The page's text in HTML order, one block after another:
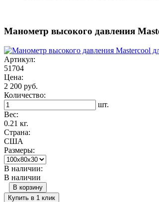
Манометр высокого давления
Артикул:
51704
Цена:
2 200 руб.
Количество:
шт.
Вес:
0.21 кг.
Страна:
США
Размеры:
В наличии:
В наличии
В корзину
Купить в 1 клик